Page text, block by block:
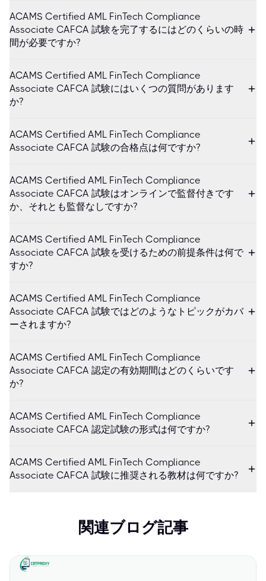
ACAMS Certified AML FinTech Compliance
Associate CAFCA 試験を完了するにはどのくらいの時
間が必要ですか?
ACAMS Certified AML FinTech Compliance
Associate CAFCA 試験にはいくつの質問があります
か?
ACAMS Certified AML FinTech Compliance
Associate CAFCA 試験の合格点は何ですか?
ACAMS Certified AML FinTech Compliance
Associate CAFCA 試験はオンラインで監督付きです
か、それとも監督なしですか?
ACAMS Certified AML FinTech Compliance
Associate CAFCA 試験を受けるための前提条件は何で
すか?
ACAMS Certified AML FinTech Compliance
Associate CAFCA 試験ではどのようなトピックがカバ
ーされますか?
ACAMS Certified AML FinTech Compliance
Associate CAFCA 認定の有効期間はどのくらいです
か?
ACAMS Certified AML FinTech Compliance
Associate CAFCA 認定試験の形式は何ですか?
ACAMS Certified AML FinTech Compliance
Associate CAFCA 試験に推奨される教材は何ですか?
関連ブログ記事